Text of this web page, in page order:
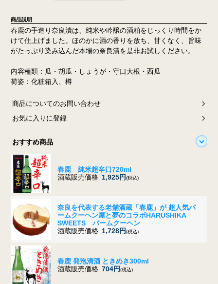
商品説明
春鹿の手造り奈良漬は、純米や吟醸の酒粕をじっくり時間をか
けて仕上げました。ほのかに酒の香りを放ち、甘くなく、旨味
がたっぷり染み込んだ本場の奈良漬を是非お試しください。
内容種類：瓜・胡瓜・しょうが・守口大根・西瓜
荷姿：化粧箱入、樽
商品についてのお問い合わせ
お気に入りに登録
おすすめ商品
春鹿 純米超辛口720ml
酒蔵販売価格 1,925円(税込)
奈良を代表する老舗酒蔵「春鹿」が 超人気バ
ームクーヘン屋と夢のコラボHARUSHIKA
SWEETS バームクーヘン
酒蔵販売価格 1,728円(税込)
春鹿 発泡清酒 ときめき300ml
酒蔵販売価格 704円(税込)